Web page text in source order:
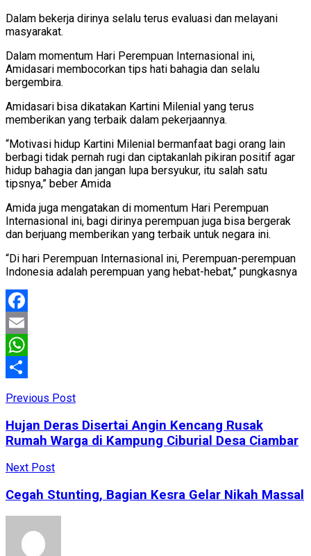
Dalam bekerja dirinya selalu terus evaluasi dan melayani
masyarakat.
Dalam momentum Hari Perempuan Internasional ini,
Amidasari membocorkan tips hati bahagia dan selalu
bergembira.
Amidasari bisa dikatakan Kartini Milenial yang terus
memberikan yang terbaik dalam pekerjaannya.
“Motivasi hidup Kartini Milenial bermanfaat bagi orang lain
berbagi tidak pernah rugi dan ciptakanlah pikiran positif agar
hidup bahagia dan jangan lupa bersyukur, itu salah satu
tipsnya,” beber Amida
Amida juga mengatakan di momentum Hari Perempuan
Internasional ini, bagi dirinya perempuan juga bisa bergerak
dan berjuang memberikan yang terbaik untuk negara ini.
“Di hari Perempuan Internasional ini, Perempuan-perempuan
Indonesia adalah perempuan yang hebat-hebat,” pungkasnya
Facebook
Email
WhatsApp
Previous Post
Hujan Deras Disertai Angin Kencang Rusak
Rumah Warga di Kampung Ciburial Desa Ciambar
Next Post
Cegah Stunting, Bagian Kesra Gelar Nikah Massal